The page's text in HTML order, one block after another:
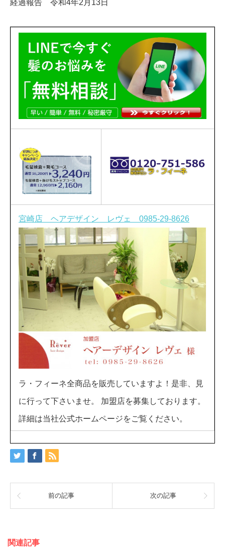
経過報告 令和4年2月13日
宮崎店 ヘアデザイン レヴェ 0985-29-8626
ラ・フィーネ全商品を販売していますよ！是非、見
に行って下さいませ。 加盟店を募集しております。
詳細は当社公式ホームページをご覧ください。
前の記事 次の記事
関連記事